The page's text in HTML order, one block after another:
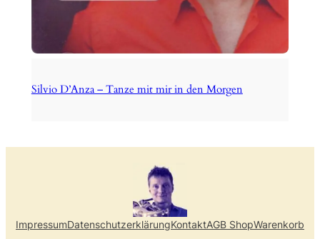
Silvio D’Anza – Tanze mit mir in den Morgen
ImpressumDatenschutzerklärungKontaktAGB ShopWarenkorb